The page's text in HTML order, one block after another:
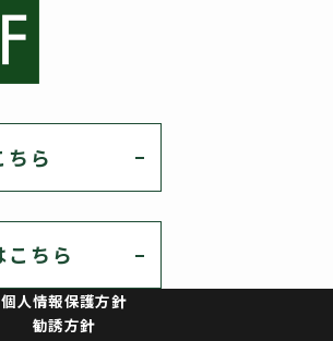
ちら
こちら
個人情報保護方針
勧誘方針